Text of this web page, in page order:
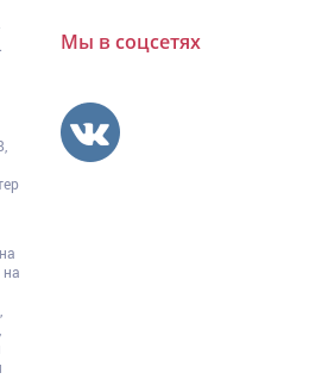
на
Мы в соцсетях